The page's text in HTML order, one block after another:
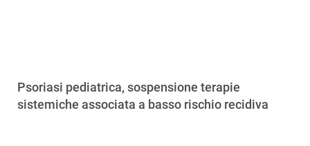
Psoriasi pediatrica, sospensione terapie
sistemiche associata a basso rischio recidiva